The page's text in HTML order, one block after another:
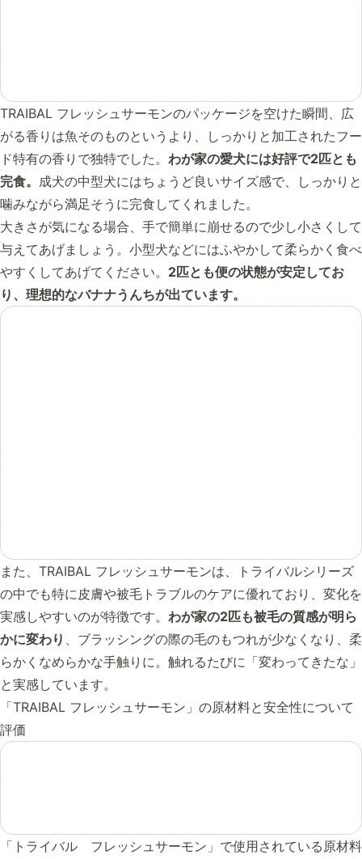
TRAIBAL フレッシュサーモンのパッケージを空けた瞬間、広
がる香りは魚そのものというより、しっかりと加工されたフー
ド特有の香りで独特でした。 わが家の愛犬には好評で2匹とも
完食。 成犬の中型犬にはちょうど良いサイズ感で、しっかりと
噛みながら満足そうに完食してくれました。
大きさが気になる場合、手で簡単に崩せるので少し小さくして
与えてあげましょう。小型犬などにはふやかして柔らかく食べ
やすくしてあげてください。 2匹とも便の状態が安定してお
り、理想的なバナナうんちが出ています。
また、TRAIBAL フレッシュサーモンは、トライバルシリーズ
の中でも特に皮膚や被毛トラブルのケアに優れており、変化を
実感しやすいのが特徴です。 わが家の2匹も被毛の質感が明ら
かに変わり
、ブラッシングの際の毛のもつれが少なくなり、柔
らかくなめらかな手触りに。触れるたびに「変わってきたな」
と実感しています。
「TRAIBAL フレッシュサーモン」の原材料と安全性について
評価
「トライバル フレッシュサーモン」で使用されている原材料